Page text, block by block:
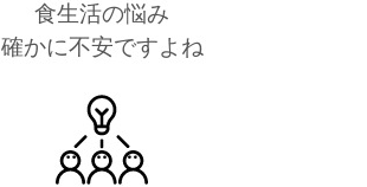
食生活の悩み
確かに不安ですよね